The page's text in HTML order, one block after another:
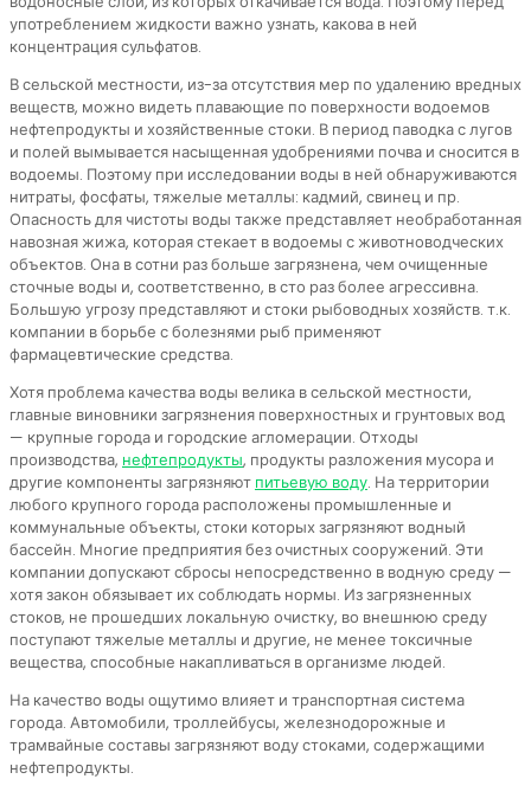
употреблением жидкости важно узнать, какова в ней
концентрация сульфатов.
В сельской местности, из-за отсутствия мер по удалению вредных
веществ, можно видеть плавающие по поверхности водоемов
нефтепродукты и хозяйственные стоки. В период паводка с лугов
и полей вымывается насыщенная удобрениями почва и сносится в
водоемы. Поэтому при исследовании воды в ней обнаруживаются
нитраты, фосфаты, тяжелые металлы: кадмий, свинец и пр.
Опасность для чистоты воды также представляет необработанная
навозная жижа, которая стекает в водоемы с животноводческих
объектов. Она в сотни раз больше загрязнена, чем очищенные
сточные воды и, соответственно, в сто раз более агрессивна.
Большую угрозу представляют и стоки рыбоводных хозяйств. т.к.
компании в борьбе с болезнями рыб применяют
фармацевтические средства.
Хотя проблема качества воды велика в сельской местности,
главные виновники загрязнения поверхностных и грунтовых вод
— крупные города и городские агломерации. Отходы
производства, нефтепродукты, продукты разложения мусора и
другие компоненты загрязняют питьевую воду. На территории
любого крупного города расположены промышленные и
коммунальные объекты, стоки которых загрязняют водный
бассейн. Многие предприятия без очистных сооружений. Эти
компании допускают сбросы непосредственно в водную среду —
хотя закон обязывает их соблюдать нормы. Из загрязненных
стоков, не прошедших локальную очистку, во внешнюю среду
поступают тяжелые металлы и другие, не менее токсичные
вещества, способные накапливаться в организме людей.
На качество воды ощутимо влияет и транспортная система
города. Автомобили, троллейбусы, железнодорожные и
трамвайные составы загрязняют воду стоками, содержащими
нефтепродукты.